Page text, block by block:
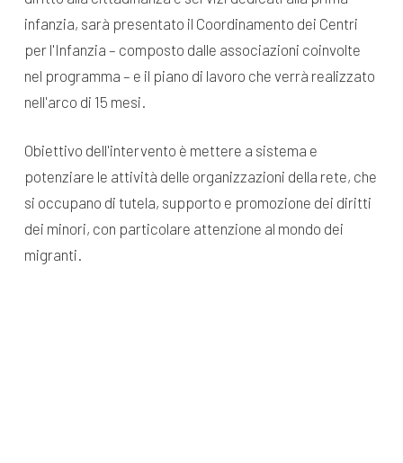
infanzia, sarà presentato il Coordinamento dei Centri
per l'Infanzia – composto dalle associazioni coinvolte
nel programma – e il piano di lavoro che verrà realizzato
nell'arco di 15 mesi.
Obiettivo dell'intervento è mettere a sistema e
potenziare le attività delle organizzazioni della rete, che
si occupano di tutela, supporto e promozione dei diritti
dei minori, con particolare attenzione al mondo dei
migranti.